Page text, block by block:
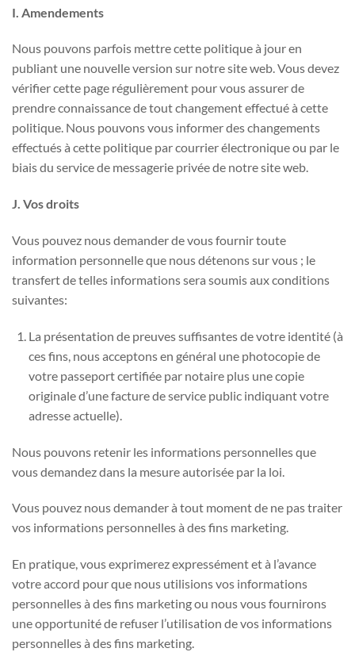
I. Amendements
Nous pouvons parfois mettre cette politique à jour en
publiant une nouvelle version sur notre site web. Vous devez
vérifier cette page régulièrement pour vous assurer de
prendre connaissance de tout changement effectué à cette
politique. Nous pouvons vous informer des changements
effectués à cette politique par courrier électronique ou par le
biais du service de messagerie privée de notre site web.
J. Vos droits
Vous pouvez nous demander de vous fournir toute
information personnelle que nous détenons sur vous ; le
transfert de telles informations sera soumis aux conditions
suivantes:
La présentation de preuves suffisantes de votre identité (à
ces fins, nous acceptons en général une photocopie de
votre passeport certifiée par notaire plus une copie
originale d’une facture de service public indiquant votre
adresse actuelle).
Nous pouvons retenir les informations personnelles que
vous demandez dans la mesure autorisée par la loi.
Vous pouvez nous demander à tout moment de ne pas traiter
vos informations personnelles à des fins marketing.
En pratique, vous exprimerez expressément et à l’avance
votre accord pour que nous utilisions vos informations
personnelles à des fins marketing ou nous vous fournirons
une opportunité de refuser l’utilisation de vos informations
personnelles à des fins marketing.